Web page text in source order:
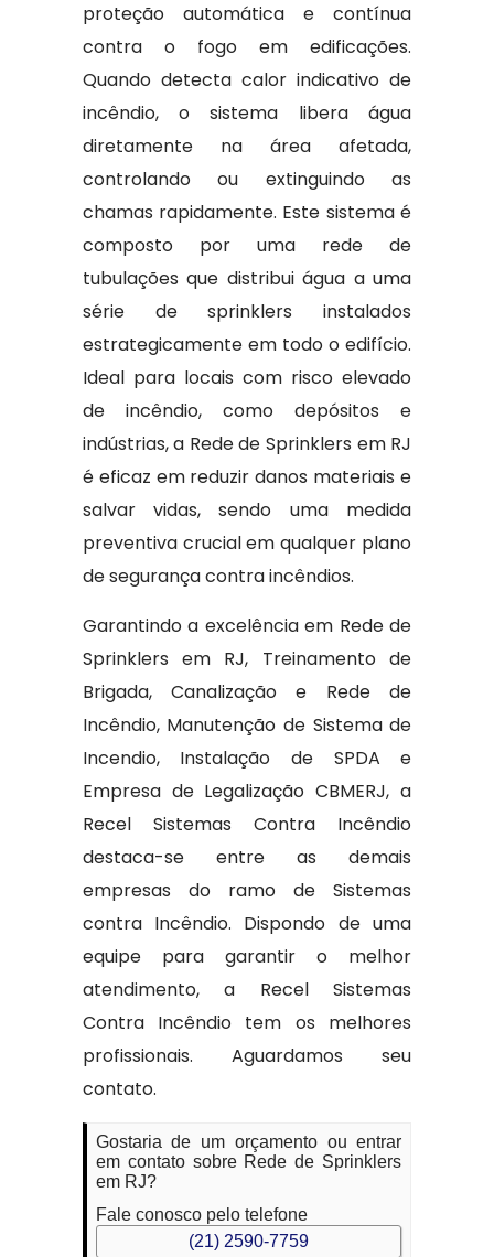
proteção automática e contínua
contra o fogo em edificações.
Quando detecta calor indicativo de
incêndio, o sistema libera água
diretamente na área afetada,
controlando ou extinguindo as
chamas rapidamente. Este sistema é
composto por uma rede de
tubulações que distribui água a uma
série de sprinklers instalados
estrategicamente em todo o edifício.
Ideal para locais com risco elevado
de incêndio, como depósitos e
indústrias, a Rede de Sprinklers em RJ
é eficaz em reduzir danos materiais e
salvar vidas, sendo uma medida
preventiva crucial em qualquer plano
de segurança contra incêndios.
Garantindo a excelência em Rede de
Sprinklers em RJ, Treinamento de
Brigada, Canalização e Rede de
Incêndio, Manutenção de Sistema de
Incendio, Instalação de SPDA e
Empresa de Legalização CBMERJ, a
Recel Sistemas Contra Incêndio
destaca-se entre as demais
empresas do ramo de Sistemas
contra Incêndio. Dispondo de uma
equipe para garantir o melhor
atendimento, a Recel Sistemas
Contra Incêndio tem os melhores
profissionais. Aguardamos seu
contato.
Gostaria de um orçamento ou entrar
em contato sobre Rede de Sprinklers
em RJ?
Fale conosco pelo telefone
(21) 2590-7759